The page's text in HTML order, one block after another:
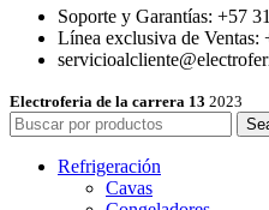
Soporte y Garantías: +57
Línea exclusiva de Ventas:
Electroferia de la carrera 13 2023
Refrigeración
Cavas